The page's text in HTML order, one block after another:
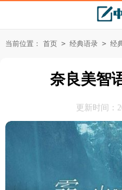
当前位置： 首页 > 经典语录 > 经
奈良美智
更新时间：